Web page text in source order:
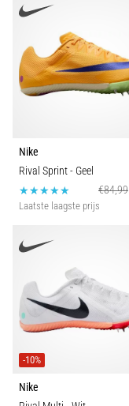
Nike
Rival Sprint- Geel
€84,99
Laatste laagste prijs
-10%
Nike